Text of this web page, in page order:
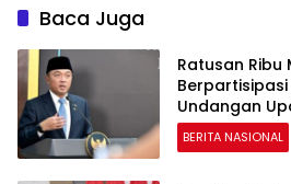
Baca Juga
Ratusan
Undangan
Kemerdekaan
BERITA NASIONAL